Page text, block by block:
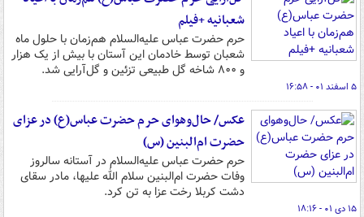
شعبانیه +فیلم
حرم حضرت عباس علیه‌السلام هم‌زمان با حلول ماه
شعبان توسط خادمان این آستان با بیش از یک هزار
و ۸۰۰ شاخه گل طبیعی تزئین و گل‌آرایی شد.
۵ اسفند ۰۱ - ۱۶:۵۸
عکس/ حال‌وهوای حرم حضرت عباس(ع) در عزای
حضرت ام‌البنین (س)
حرم حضرت عباس علیه‌السلام در آستانه سالروز
وفات حضرت ام‌البنین سلام الله علیها، مادر سقای
دشت کربلا رخت عزا به تن کرد.
۱۵ دی ۰۱ - ۱۸:۱۶